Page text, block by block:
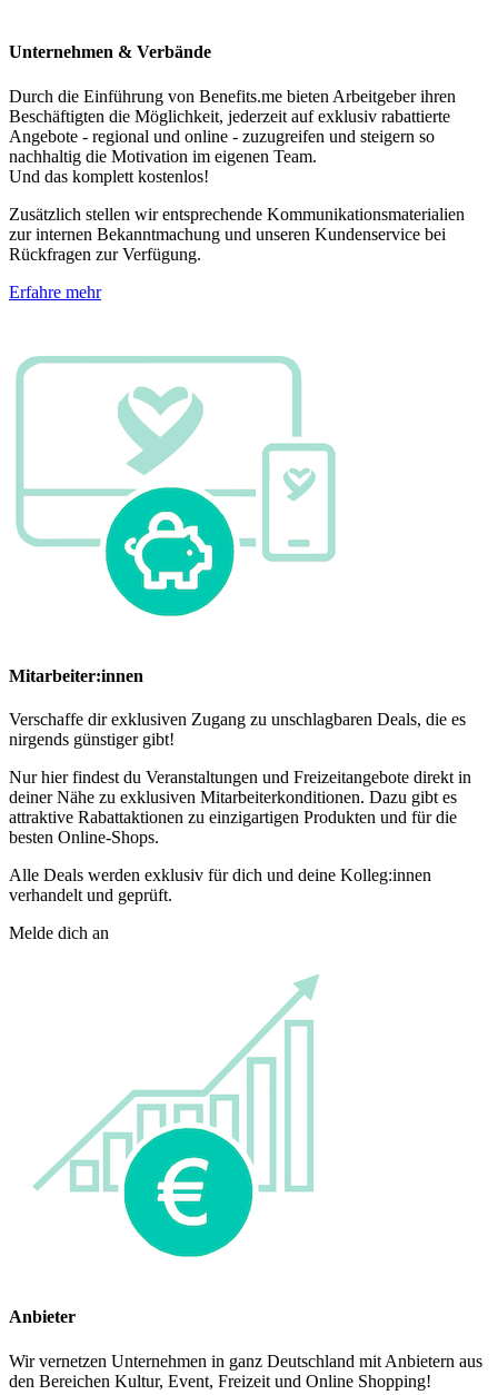
Unternehmen & Verbände
Durch die Einführung von Benefits.me bieten Arbeitgeber ihren
Beschäftigten die Möglichkeit, jederzeit auf exklusiv rabattierte
Angebote - regional und online - zuzugreifen und steigern so
nachhaltig die Motivation im eigenen Team.
Und das komplett kostenlos!
Zusätzlich stellen wir entsprechende Kommunikationsmaterialien
zur internen Bekanntmachung und unseren Kundenservice bei
Rückfragen zur Verfügung.
Erfahre mehr
Mitarbeiter:innen
Verschaffe dir exklusiven Zugang zu unschlagbaren Deals, die es
nirgends günstiger gibt!
Nur hier findest du Veranstaltungen und Freizeitangebote direkt in
deiner Nähe zu exklusiven Mitarbeiterkonditionen. Dazu gibt es
attraktive Rabattaktionen zu einzigartigen Produkten und für die
besten Online-Shops.
Alle Deals werden exklusiv für dich und deine Kolleg:innen
verhandelt und geprüft.
Melde dich an
Anbieter
Wir vernetzen Unternehmen in ganz Deutschland mit Anbietern aus
den Bereichen Kultur, Event, Freizeit und Online Shopping!